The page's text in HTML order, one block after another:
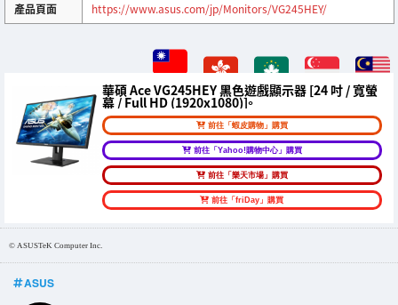
產品頁面
https://www.asus.com/jp/Monitors/VG245HEY/
華碩 Ace VG245HEY 黑色遊戲顯示器 [24 吋 / 寬螢
幕 / Full HD (1920x1080)]。
前往「蝦皮購物」購買
前往「Yahoo!購物中心」購買
前往「樂天市場」購買
前往「friDay」購買
© ASUSTeK Computer Inc.
ASUS